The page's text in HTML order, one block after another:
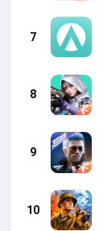
7
8
9
10